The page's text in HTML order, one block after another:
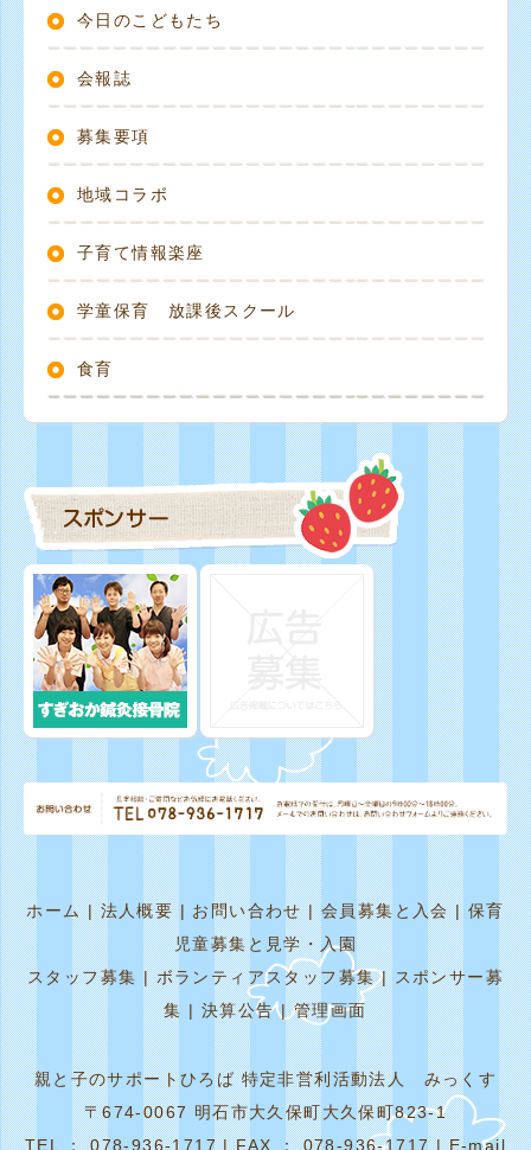
今日のこどもたち
会報誌
募集要項
地域コラボ
子育て情報楽座
学童保育 放課後スクール
食育
ホーム|法人概要| お問い合わせ|会員募集と入会|保育
児童募集と見学・入園
スタッフ募集 |ボランティアスタッフ募集| スポンサー募
集 |決算公告|管理画面
親と子のサポートひろば 特定非営利活動法人 みっくす
〒674-0067 明石市大久保町大久保町823-1
TEL ： 078-936-1717 | FAX ： 078-936-1717 | E-mail